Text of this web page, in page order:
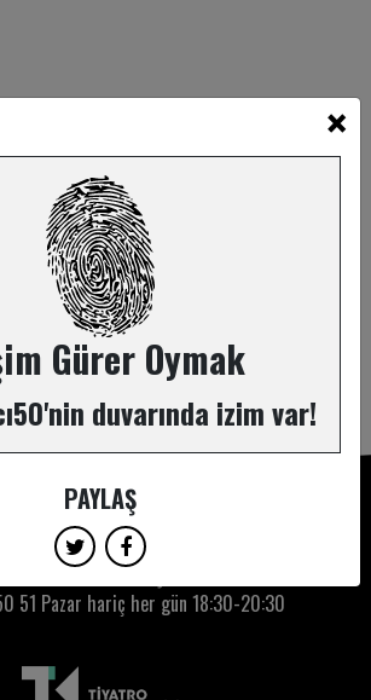
×
Gürer Oymak
duvarında izim var!
PAYLAŞ
Kumbaracı50 Gişe:
51 Pazar hariç her gün 18:30-20:30